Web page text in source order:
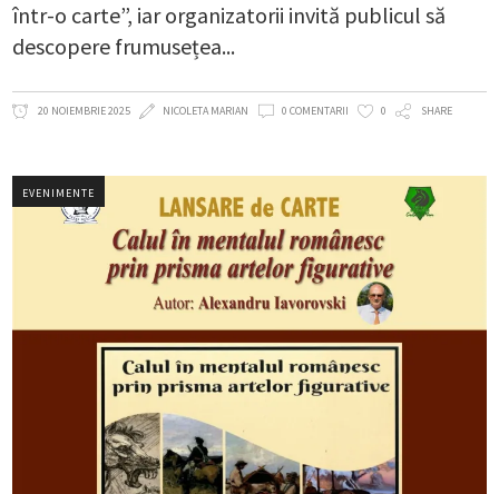
într-o carte”, iar organizatorii invită publicul să
descopere frumusețea
20 NOIEMBRIE 2025 NICOLETA MARIAN 0 COMENTARII 0 SHARE
EVENIMENTE